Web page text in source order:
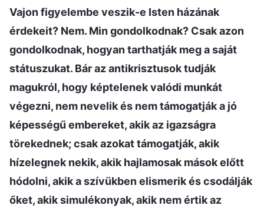
Vajon figyelembe veszik-e Isten házának
érdekeit? Nem. Min gondolkodnak? Csak azon
gondolkodnak, hogyan tarthatják meg a saját
státuszukat. Bár az antikrisztusok tudják
magukról, hogy képtelenek valódi munkát
végezni, nem nevelik és nem támogatják a jó
képességű embereket, akik az igazságra
törekednek; csak azokat támogatják, akik
hízelegnek nekik, akik hajlamosak mások előtt
hódolni, akik a szívükben elismerik és csodálják
őket, akik simulékonyak, akik nem értik az